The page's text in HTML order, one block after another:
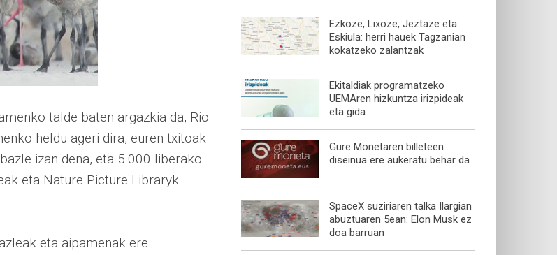
talde baten argazkia da, Rio
heldu ageri dira, euren txitoak
izan dena, eta 5.000 liberako
eta Nature Picture Libraryk
eta aipamenak ere
Ezkoze, Lixoze, Jeztaze eta
Eskiula: herri hauek Tagzanian
kokatzeko zalantzak
Ekitaldiak programatzeko
UEMAren hizkuntza irizpideak
eta gida
Gure Monetaren billeteen
diseinua ere aukeratu behar da
SpaceX suziriaren talka Ilargian
abuztuaren 5ean: Elon Musk ez
doa barruan